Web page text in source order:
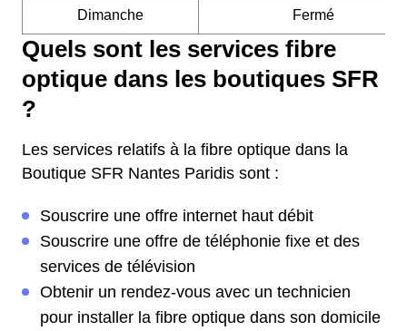
Dimanche Fermé
Quels sont les services fibre
optique dans les boutiques SFR
?
Les services relatifs à la fibre optique dans la
Boutique SFR Nantes Paridis sont :
Souscrire une offre internet haut débit
Souscrire une offre de téléphonie fixe et des
services de télévision
Obtenir un rendez-vous avec un technicien
pour installer la fibre optique dans son domicile